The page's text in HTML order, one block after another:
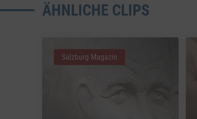
ÄHNLICHE CLIPS
Salzburg Magazin